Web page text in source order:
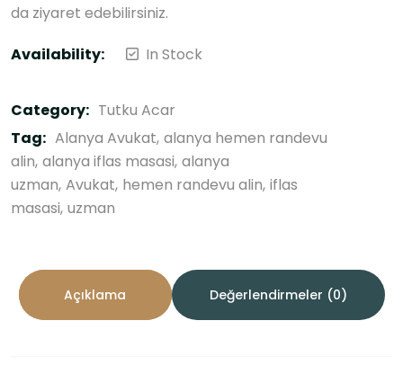
da ziyaret edebilirsiniz.
Availability:
In Stock
Category: Tutku Acar
Tag: Alanya Avukat alanya hemen randevu
alin alanya iflas masasi alanya
uzman Avukat hemen randevu alin iflas
masasi uzman
Açıklama Değerlendirmeler (0)